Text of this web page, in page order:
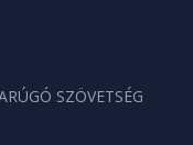
SZÖVETSÉG